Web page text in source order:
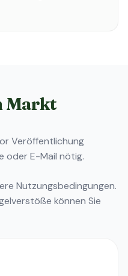
Markt
Veröffentlichung
oder E-Mail nötig.
Nutzungsbedingungen.
können Sie